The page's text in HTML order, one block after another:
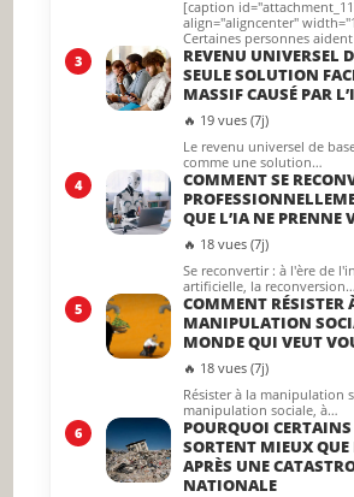
[caption
align="aligncenter"
Certaines personnes
3
REVENU UNIVERSEL
SEULE SOLUTION
MASSIF CAUSÉ PAR
🔥 19 vues (7j)
Le revenu universel de
comme une solution…
4
COMMENT SE
QUE L’IA NE PRENNE
🔥 18 vues (7j)
Se reconvertir : à l'ère de
artificielle, la reconversion…
5
COMMENT RÉSISTER
MANIPULATION
MONDE QUI VEUT
🔥 18 vues (7j)
Résister à la manipulation
manipulation sociale, à…
6
POURQUOI CERTAINS
SORTENT MIEUX QUE
APRÈS UNE
NATIONALE